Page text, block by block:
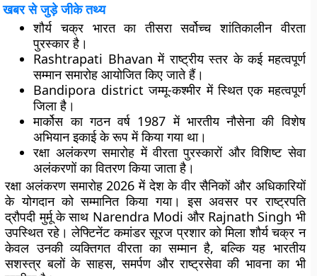
खबर से जुड़े जीके तथ्य
शौर्य चक्र भारत का तीसरा सर्वोच्च शांतिकालीन वीरता
पुरस्कार है।
Rashtrapati Bhavan में राष्ट्रीय स्तर के कई महत्वपूर्ण
सम्मान समारोह आयोजित किए जाते हैं।
Bandipora district जम्मू-कश्मीर में स्थित एक महत्वपूर्ण
जिला है।
मार्कोस का गठन वर्ष 1987 में भारतीय नौसेना की विशेष
अभियान इकाई के रूप में किया गया था।
रक्षा अलंकरण समारोह में वीरता पुरस्कारों और विशिष्ट सेवा
अलंकरणों का वितरण किया जाता है।
रक्षा अलंकरण समारोह 2026 में देश के वीर सैनिकों और अधिकारियों
के योगदान को सम्मानित किया गया। इस अवसर पर राष्ट्रपति
द्रौपदी मुर्मू के साथ Narendra Modi और Rajnath Singh भी
उपस्थित रहे। लेफ्टिनेंट कमांडर सूरज प्रशार को मिला शौर्य चक्र न
केवल उनकी व्यक्तिगत वीरता का सम्मान है, बल्कि यह भारतीय
सशस्त्र बलों के साहस, समर्पण और राष्ट्रसेवा की भावना का भी